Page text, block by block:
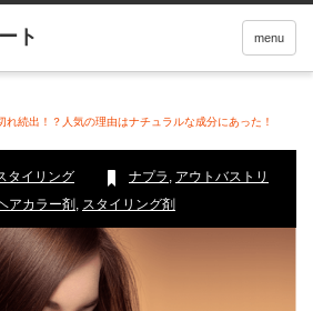
menu
れ続出！？人気の理由はナチュラルな成分にあった！
タイリング ナプラ , アウトバストリ
アカラー剤 , スタイリング剤